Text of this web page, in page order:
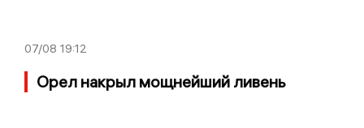
07/08 19:12
Орел накрыл мощнейший ливень